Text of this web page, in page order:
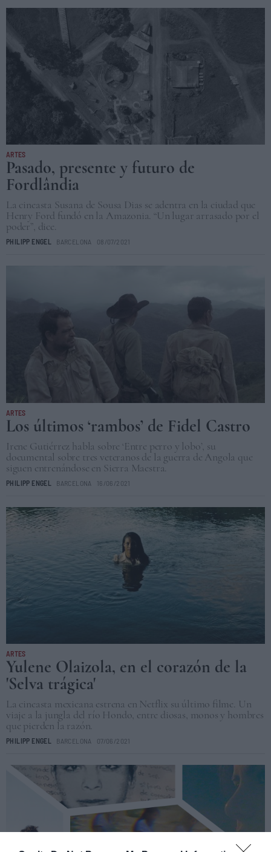
ARTES
Pasado, presente y futuro de
Fordlândia
La cineasta Susana de Sousa Dias se adentra en la ciudad que
Henry Ford fundó en la Amazonia. “Un lugar arrasado por el
poder”, dice.
PHILIPP ENGEL BARCELONA 08/07/2021
ARTES
Los últimos ‘rambos’ de Fidel Castro
Irene Gutiérrez habla sobre ‘Entre perro y lobo’, su
documental sobre tres veteranos de la guerra de Angola que
siguen entrenándose en Sierra Maestra.
PHILIPP ENGEL BARCELONA 16/06/2021
ARTES
Yulene Olaizola, en el corazón de la
'Selva trágica'
La cineasta mexicana estrena en Netflix su último filme. Un
viaje a la jungla del río Hondo, entre diosas, monos y hombres
que pierden la razón.
PHILIPP ENGEL BARCELONA 07/06/2021